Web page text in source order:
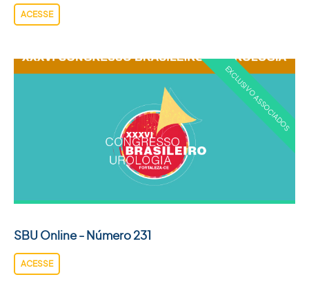
ACESSE
SBU Online - Número 231
ACESSE